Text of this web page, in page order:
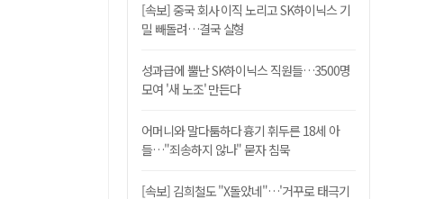
[속보] 중국 회사 이직 노리고 SK하이닉스 기
밀 빼돌려…결국 실형
성과급에 뿔난 SK하이닉스 직원들…3500명
모여 '새 노조' 만든다
어머니와 말다툼하다 흉기 휘두른 18세 아
들…"죄송하지 않나" 묻자 침묵
[속보] 김희철도 "X돌았네"…'거꾸로 태극기